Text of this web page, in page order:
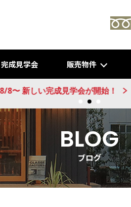
完成見学会 販売物件
新建売物件 販売開始！@城陽
BLOG
ブログ